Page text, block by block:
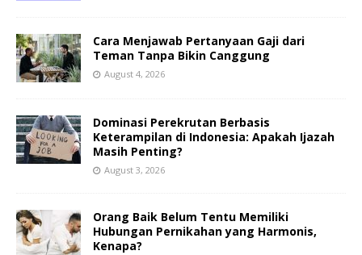
Cara Menjawab Pertanyaan Gaji dari
Teman Tanpa Bikin Canggung
August 4, 2026
Dominasi Perekrutan Berbasis
Keterampilan di Indonesia: Apakah Ijazah
Masih Penting?
August 3, 2026
Orang Baik Belum Tentu Memiliki
Hubungan Pernikahan yang Harmonis,
Kenapa?